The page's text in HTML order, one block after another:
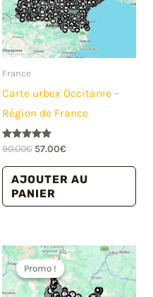
France
Carte urbex Occitanie –
Région de France
Note
sur 5
90.00€ Le
initial
était :
90.00€.
57.00€Le
actuel
est :
AJOUTER AU
PANIER
Promo !
Promo !